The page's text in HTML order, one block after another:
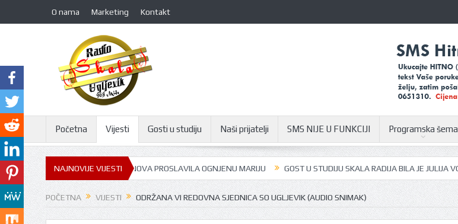
O nama Marketing Kontakt
Početna Vijesti Gosti u studiju Naši prijatelji SMS NIJE U FUNKCIJI Programska šema
NAJNOVIJE VIJESTI
GORNJA TRNOVA PROSLAVILA OGNJENU MARIJU GOST U STUDIJU SKALA RADIJA BILA JE JULIJA VOJINOVA ŽUNIĆ
POČETNA VIJESTI ODRŽANA VI REDOVNA SJEDNICA SO UGLJEVIK (AUDIO SNIMAK)